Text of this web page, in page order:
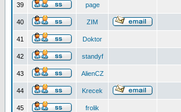
39 page
40 ZIM
41 Doktor
42 standyf
43 AlienCZ
44 Krecek
45 frolik